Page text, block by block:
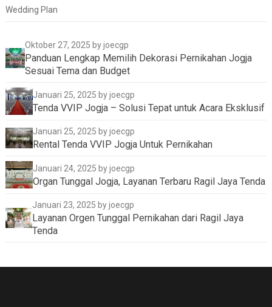
Wedding Plan
Oktober 27, 2025 by joecgp
Panduan Lengkap Memilih Dekorasi Pernikahan Jogja
Sesuai Tema dan Budget
Januari 25, 2025 by joecgp
Tenda VVIP Jogja – Solusi Tepat untuk Acara Eksklusif
Januari 25, 2025 by joecgp
Rental Tenda VVIP Jogja Untuk Pernikahan
Januari 24, 2025 by joecgp
Organ Tunggal Jogja, Layanan Terbaru Ragil Jaya Tenda
Januari 23, 2025 by joecgp
Layanan Orgen Tunggal Pernikahan dari Ragil Jaya
Tenda